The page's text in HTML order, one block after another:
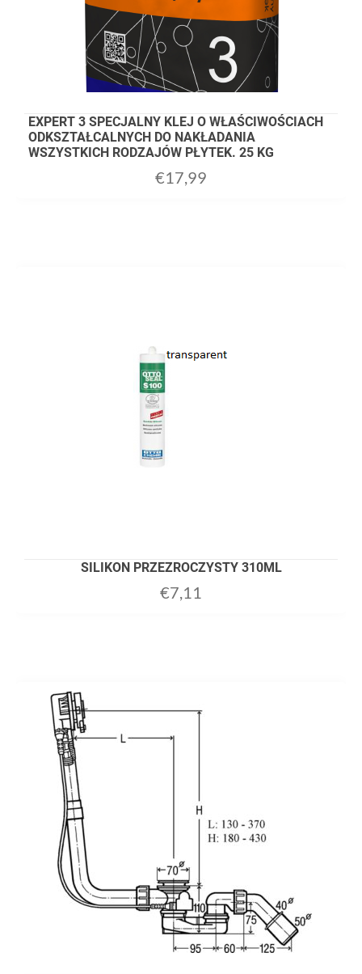
EXPERT 3 SPECJALNY KLEJ O WŁAŚCIWOŚCIACH
ODKSZTAŁCALNYCH DO NAKŁADANIA
WSZYSTKICH RODZAJÓW PŁYTEK. 25 KG
€17,99
SILIKON PRZEZROCZYSTY 310ML
€7,11